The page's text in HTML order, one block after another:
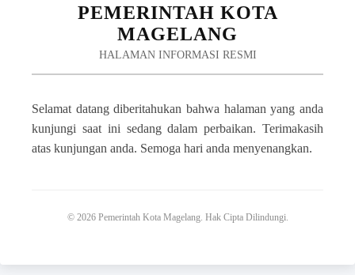
PEMERINTAH KOTA
MAGELANG
HALAMAN INFORMASI RESMI
Selamat datang diberitahukan bahwa halaman yang anda
kunjungi saat ini sedang dalam perbaikan. Terimakasih
atas kunjungan anda. Semoga hari anda menyenangkan.
© 2026 Pemerintah Kota Magelang. Hak Cipta Dilindungi.